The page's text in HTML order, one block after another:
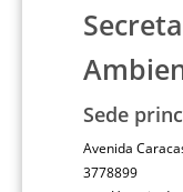
Sede
Avenida
3778899